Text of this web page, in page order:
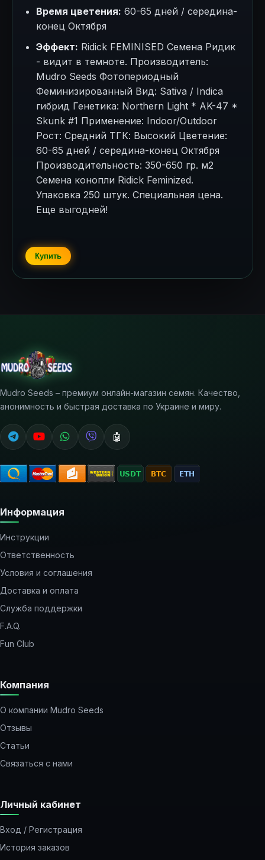
Время цветения: 60-65 дней / середина-
конец Октября
Эффект: Ridick FEMINISED Семена Ридик
- видит в темноте. Производитель:
Mudro Seeds Фотопериодный
Феминизированный Вид: Sativa / Indica
гибрид Генетика: Northern Light * AK-47 *
Skunk #1 Применение: Indoor/Outdoor
Рост: Средний ТГК: Высокий Цветение:
60-65 дней / середина-конец Октября
Производительность: 350-650 гр. м2
Семена конопли Ridick Feminized.
Упаковка 250 штук. Специальная цена.
Еще выгодней!
Купить
Mudro Seeds – премиум онлайн-магазин семян. Качество,
анонимность и быстрая доставка по Украине и миру.
🤖
Информация
Инструкции
Ответственность
Условия и соглашения
Доставка и оплата
Служба поддержки
F.A.Q.
Fun Club
Компания
О компании Mudro Seeds
Отзывы
Статьи
Связаться с нами
Личный кабинет
Вход / Регистрация
История заказов